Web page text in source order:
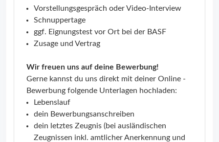
Vorstellungsgespräch oder Video-Interview
Schnuppertage
ggf. Eignungstest vor Ort bei der BASF
Zusage und Vertrag
Wir freuen uns auf deine Bewerbung!
Gerne kannst du uns direkt mit deiner Online -
Bewerbung folgende Unterlagen hochladen:
Lebenslauf
dein Bewerbungsanschreiben
dein letztes Zeugnis (bei ausländischen
Zeugnissen inkl. amtlicher Anerkennung und